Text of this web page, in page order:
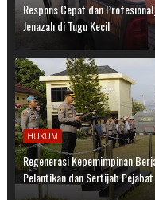
Respons Cepat dan
Jenazah di Tugu Kecil
HUKUM
Regenerasi Kepemimpinan
Pelantikan dan Sertijab